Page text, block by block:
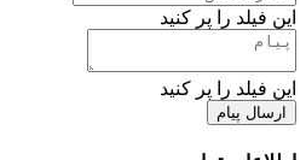
این فیلد را پر کنید
این فیلد را پر کنید
ارسال پیام